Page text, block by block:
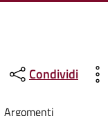
Condividi
Argomenti